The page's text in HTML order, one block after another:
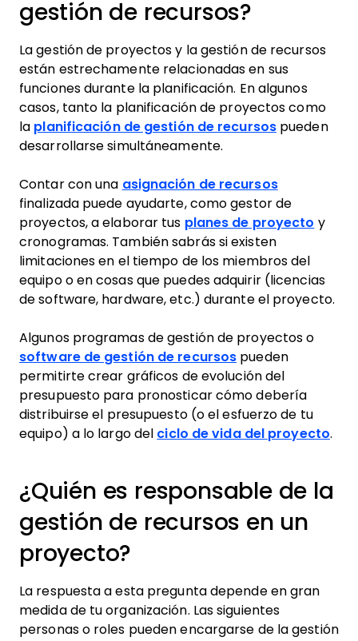
gestión de recursos?
La gestión de proyectos y la gestión de recursos
están estrechamente relacionadas en sus
funciones durante la planificación. En algunos
casos, tanto la planificación de proyectos como
la planificación de gestión de recursospueden
desarrollarse simultáneamente.
Contar con una asignación de recursos
finalizada puede ayudarte, como gestor de
proyectos, a elaborar tus planes de proyecto y
cronogramas. También sabrás si existen
limitaciones en el tiempo de los miembros del
equipo o en cosas que puedes adquirir (licencias
de software, hardware, etc.) durante el proyecto.
Algunos programas de gestión de proyectos o
software de gestión de recursos pueden
permitirte crear gráficos de evolución del
presupuesto para pronosticar cómo debería
distribuirse el presupuesto (o el esfuerzo de tu
equipo) a lo largo del ciclo de vida del proyecto.
¿Quién es responsable de la
gestión de recursos en un
proyecto?
La respuesta a esta pregunta depende en gran
medida de tu organización. Las siguientes
personas o roles pueden encargarse de la gestión